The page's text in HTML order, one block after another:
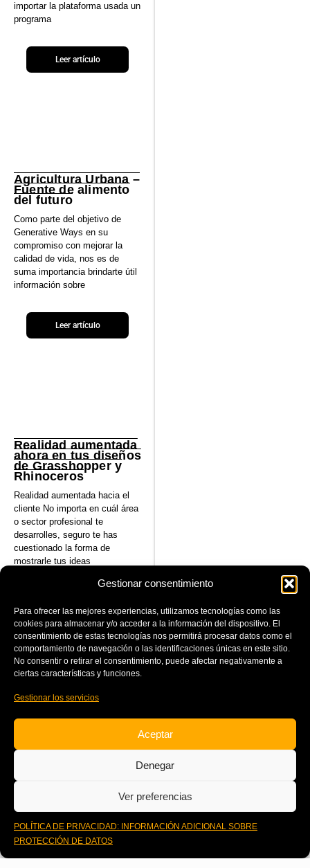
Gestionar consentimiento
Para ofrecer las mejores experiencias, utilizamos tecnologías como las
cookies para almacenar y/o acceder a la información del dispositivo. El
consentimiento de estas tecnologías nos permitirá procesar datos como el
comportamiento de navegación o las identificaciones únicas en este sitio.
No consentir o retirar el consentimiento, puede afectar negativamente a
ciertas características y funciones.
Gestionar los servicios
Aceptar
Denegar
Ver preferencias
POLÍTICA DE PRIVACIDAD: INFORMACIÓN ADICIONAL SOBRE
PROTECCIÓN DE DATOS
importar la plataforma usada un
programa
Leer artículo
Agricultura Urbana –
Fuente de alimento
del futuro
Como parte del objetivo de
Generative Ways en su
compromiso con mejorar la
calidad de vida, nos es de
suma importancia brindarte útil
información sobre
Leer artículo
Realidad aumentada
ahora en tus diseños
de Grasshopper y
Rhinoceros
Realidad aumentada hacia el
cliente No importa en cuál área
o sector profesional te
desarrolles, seguro te has
cuestionado la forma de
mostrarle tus ideas